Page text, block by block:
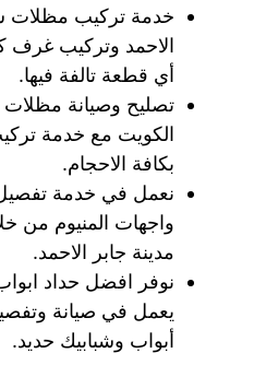
خدمة تركيب مظلات
الاحمد وتركيب غرف
أي قطعة تالفة فيها.
تصليح وصيانة
الكويت مع خدمة
بكافة الاحجام.
نعمل في خدمة تفصيل
واجهات المنيوم من
مدينة جابر الاحمد.
نوفر افضل حداد
يعمل في صيانة
أبواب وشبابيك حديد.